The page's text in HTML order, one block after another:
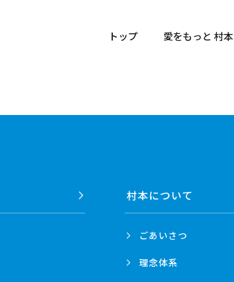
トップ 愛をもっと 村本
村本について
ごあいさつ
理念体系